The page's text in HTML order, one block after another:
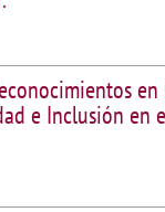
e Inclusión en